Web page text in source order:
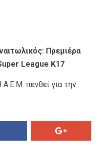
Πρεμιέρα
League K17
πενθεί για την